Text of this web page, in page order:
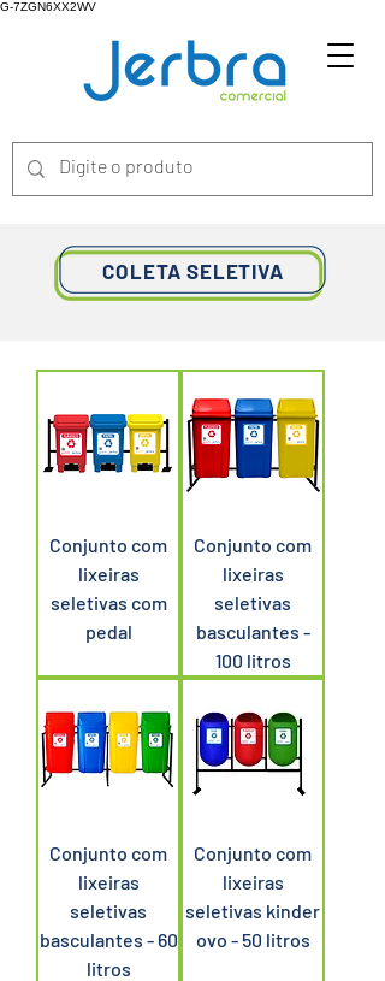
G-7ZGN6XX2WV
COLETA SELETIVA
Conjunto com
lixeiras
seletivas com
pedal
Conjunto com
lixeiras
seletivas
basculantes -
100 litros
Conjunto com
lixeiras
seletivas
basculantes - 60
litros
Conjunto com
lixeiras
seletivas kinder
ovo - 50 litros